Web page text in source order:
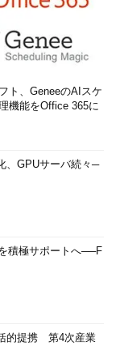
スト時にはこれより
りも低くなることが
ークステーションやサ
ある
14コア程度のものが
アなど、もっと多く
ズが大きいほど、同
性が高い）
ているか、などを表
ト、GeneeのAIスケ
機能をOffice 365に
、GPUサーバ続々─
積極サポートへ──F
的提携 第4次産業